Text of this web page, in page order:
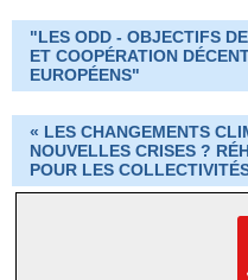
"LES ODD - OBJECTIFS
ET COOPÉRATION
EUROPÉENS"
« LES CHANGEMENTS
NOUVELLES CRISES ?
POUR LES